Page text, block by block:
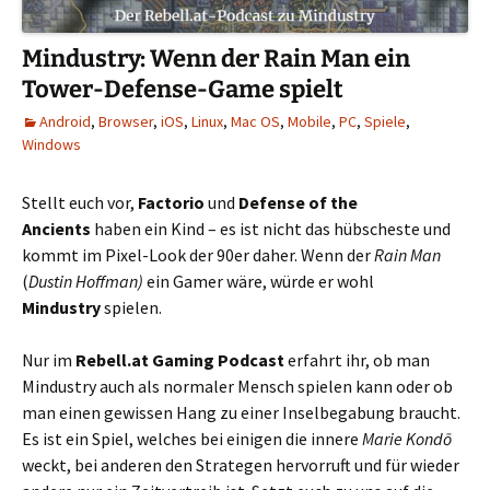
Mindustry: Wenn der Rain Man ein
Tower-Defense-Game spielt
Android, Browser, iOS, Linux, Mac OS, Mobile, PC, Spiele,
Windows
Stellt euch vor, Factorio und Defense of the
Ancients haben ein Kind – es ist nicht das hübscheste und
kommt im Pixel-Look der 90er daher. Wenn derRain Man
(Dustin Hoffman) ein Gamer wäre, würde er wohl
Mindustryspielen.
Nur im Rebell.at Gaming Podcasterfahrt ihr, ob man
Mindustry auch als normaler Mensch spielen kann oder ob
man einen gewissen Hang zu einer Inselbegabung braucht.
Es ist ein Spiel, welches bei einigen die innere Marie Kondō
weckt, bei anderen den Strategen hervorruft und für wieder